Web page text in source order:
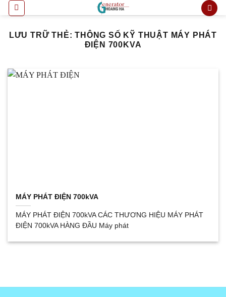
qua
nộiLƯU TRỮ THẺ:THÔNG SỐ KỸ THUẬT MÁY PHÁT
ĐIỆN 700KVA
MÁY PHÁT ĐIỆN 700kVA
MÁY PHÁT ĐIỆN 700kVA CÁC THƯƠNG HIỆU MÁY PHÁT
ĐIỆN 700kVA HÀNG ĐẦU Máy phát